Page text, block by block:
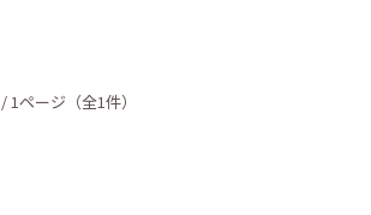
1ページ （全1件）